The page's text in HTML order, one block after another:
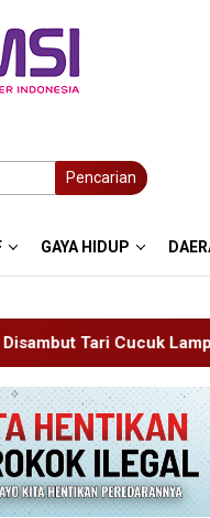
Pencarian
GAYA HIDUP
JRCS Jepang